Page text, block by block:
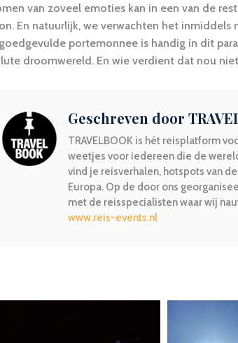
van zoveel emoties kan in een van de
En natuurlijk, we verwachten het inmiddels
portemonnee is handig in dit
droomwereld. En wie verdient dat nou
Geschreven door
TRAVELBOOK is hét reisplatform
weetjes voor iedereen die de
vind je reisverhalen, hotspots van
Europa. Op de door ons
met de reisspecialisten waar wij
www.reis-events.nl